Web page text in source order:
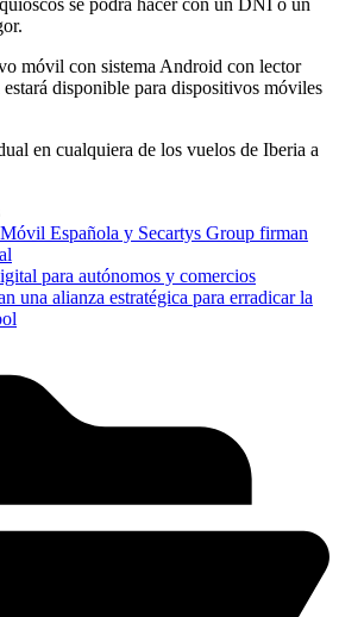
se podrá hacer con un DNI o un
móvil con sistema Android con lector
disponible para dispositivos móviles
en cualquiera de los vuelos de Iberia a
Española y Secartys Group firman
para autónomos y comercios
alianza estratégica para erradicar la